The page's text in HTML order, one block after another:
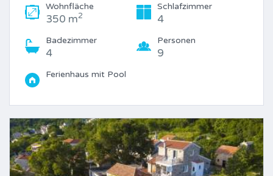
Wohnfläche
350 m2
Schlafzimmer
4
Badezimmer
4
Personen
9
Ferienhaus mit Pool